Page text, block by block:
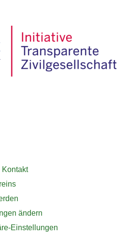
Kontakt
ändern
Einstellungen